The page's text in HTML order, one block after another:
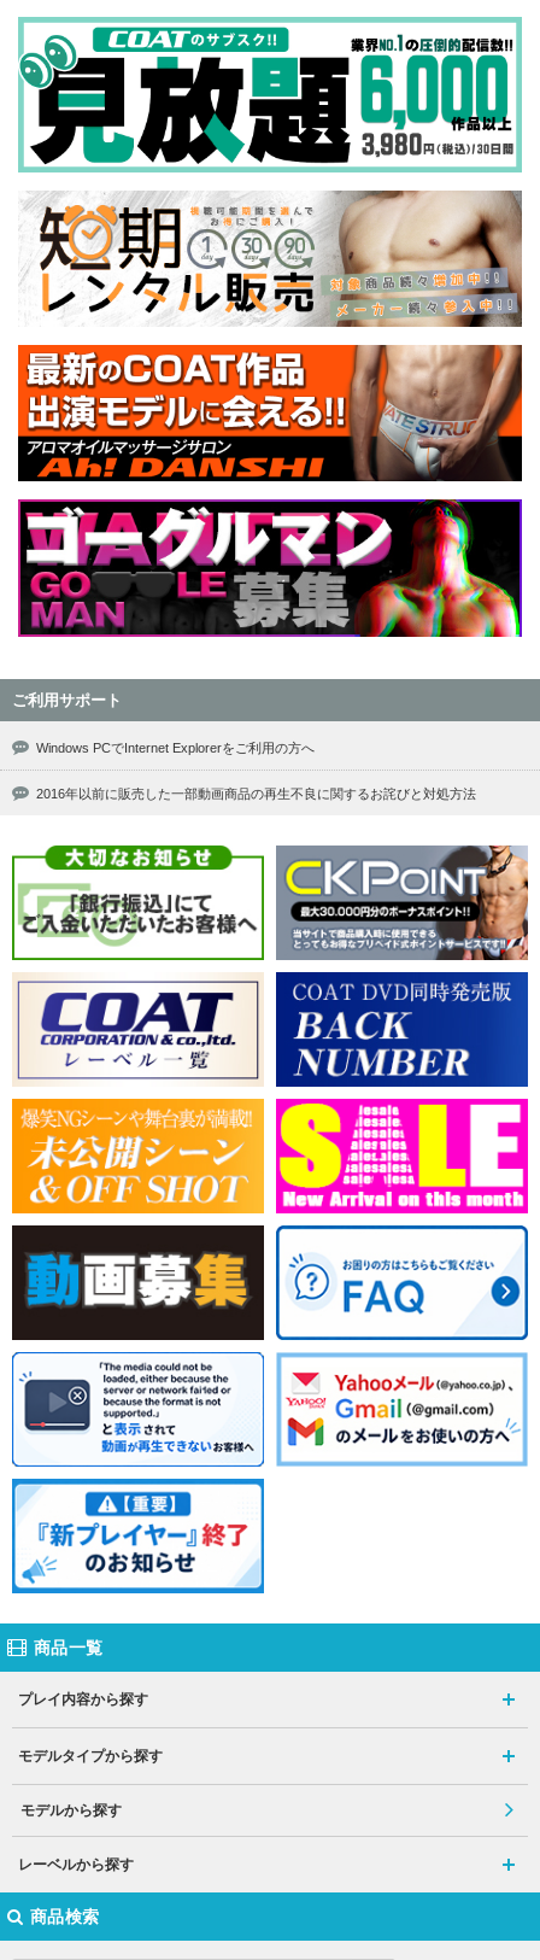
ご利用サポート
Windows PCでInternet Explorerをご利用の方へ
2016年以前に販売した一部動画商品の再生不良に関するお詫びと対処方法
商品一覧
プレイ内容から探す
モデルタイプから探す
モデルから探す
レーベルから探す
商品検索